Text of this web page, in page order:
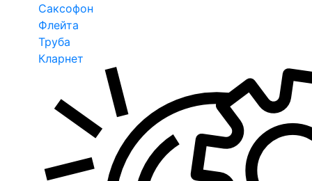
Саксофон
Флейта
Труба
Кларнет